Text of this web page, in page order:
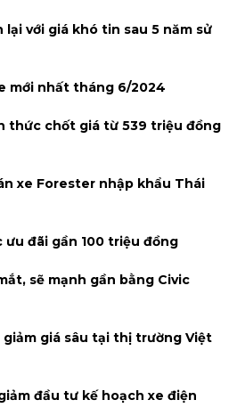
lại với giá khó tin sau 5 năm sử
mới nhất tháng 6/2024
thức chốt giá từ 539 triệu đồng
xe Forester nhập khẩu Thái
ưu đãi gần 100 triệu đồng
sẽ mạnh gần bằng Civic
giá sâu tại thị trường Việt
đầu tư kế hoạch xe điện